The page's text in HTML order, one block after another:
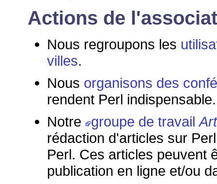
Actions de
Nous regroupons les
villes.
Nous organisons des
rendent Perl indispensable.
Notre
groupe de travail
rédaction d'articles sur
Perl. Ces articles peuvent
publication en ligne et/ou